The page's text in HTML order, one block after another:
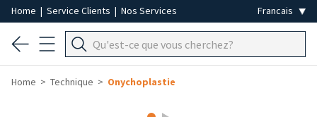
Home | Service Clients | Nos Services
Home Technique Onychoplastie